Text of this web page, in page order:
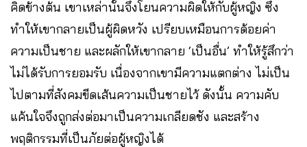
คิดข้างต้น เขาเหล่านั้นจึงโยนความผิดให้กับผู้หญิง ซึ่ง
ทำให้เขากลายเป็นผู้ผิดหวัง เปรียบเหมือนการด้อยค่า
ความเป็นชาย และผลักให้เขากลาย ‘เป็นอื่น’ ทำให้รู้สึกว่า
ไม่ได้รับการยอมรับ เนื่องจากเขามีความแตกต่าง ไม่เป็น
ไปตามที่สังคมขีดเส้นความเป็นชายไว้ ดังนั้น ความคับ
แค้นใจจึงถูกส่งต่อมาเป็นความเกลียดชัง และสร้าง
พฤติกรรมที่เป็นภัยต่อผู้หญิงได้